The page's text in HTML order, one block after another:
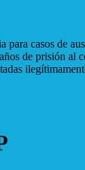
para casos de
de prisión al